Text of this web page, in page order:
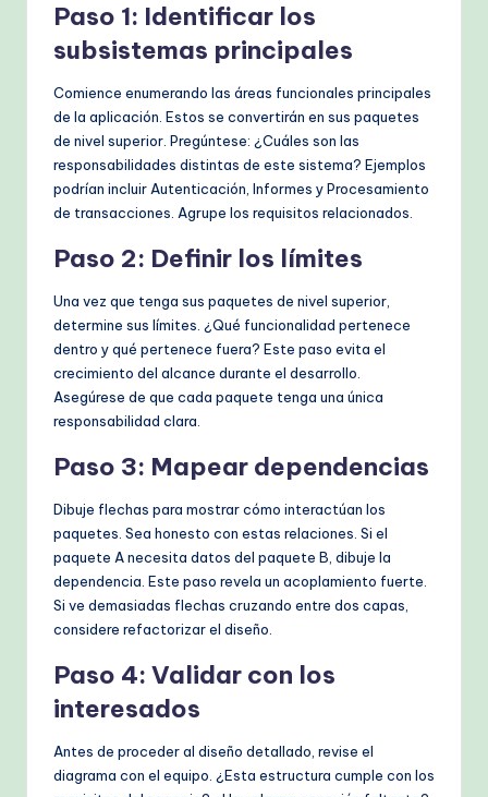
Paso 1: Identificar los
subsistemas principales
Comience enumerando las áreas funcionales principales
de la aplicación. Estos se convertirán en sus paquetes
de nivel superior. Pregúntese: ¿Cuáles son las
responsabilidades distintas de este sistema? Ejemplos
podrían incluir Autenticación, Informes y Procesamiento
de transacciones. Agrupe los requisitos relacionados.
Paso 2: Definir los límites
Una vez que tenga sus paquetes de nivel superior,
determine sus límites. ¿Qué funcionalidad pertenece
dentro y qué pertenece fuera? Este paso evita el
crecimiento del alcance durante el desarrollo.
Asegúrese de que cada paquete tenga una única
responsabilidad clara.
Paso 3: Mapear dependencias
Dibuje flechas para mostrar cómo interactúan los
paquetes. Sea honesto con estas relaciones. Si el
paquete A necesita datos del paquete B, dibuje la
dependencia. Este paso revela un acoplamiento fuerte.
Si ve demasiadas flechas cruzando entre dos capas,
considere refactorizar el diseño.
Paso 4: Validar con los
interesados
Antes de proceder al diseño detallado, revise el
diagrama con el equipo. ¿Esta estructura cumple con los